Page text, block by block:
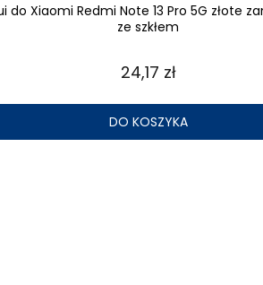
do Xiaomi Redmi Note 13 Pro 5G złote
ze szkłem
24,17 zł
DO KOSZYKA